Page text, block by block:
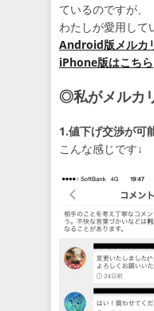
ているのですが、
わたしが愛用して
Android版メルカ
iPhone版はこちら
◎私がメルカ
1.値下げ交渉が可
こんな感じです↓